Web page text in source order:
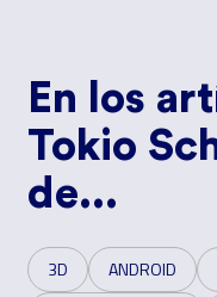
En los
Tokio
de...
3D ANDROID